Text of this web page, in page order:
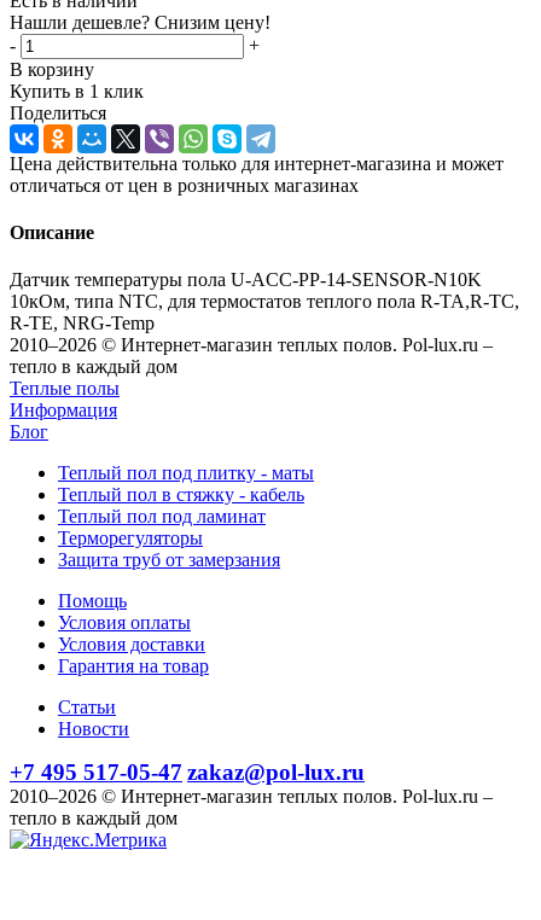
Нашли дешевле? Снизим цену!
-
+
В корзину
Купить в 1 клик
Поделиться
Цена действительна только для интернет-магазина и может
отличаться от цен в розничных магазинах
Описание
Датчик температуры пола U-ACC-PP-14-SENSOR-N10K
10кОм, типа NTC, для термостатов теплого пола R-TA,R-TC,
R-TE, NRG-Temp
2010–2026 © Интернет-магазин теплых полов. Pol-lux.ru –
тепло в каждый дом
Теплые полы
Информация
Блог
Теплый пол под плитку - маты
Теплый пол в стяжку - кабель
Теплый пол под ламинат
Терморегуляторы
Защита труб от замерзания
Помощь
Условия оплаты
Условия доставки
Гарантия на товар
Статьи
Новости
+7 495 517-05-47 zakaz@pol-lux.ru
2010–2026 © Интернет-магазин теплых полов. Pol-lux.ru –
тепло в каждый дом